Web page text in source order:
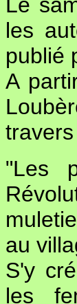
les
publié
A
"Les
au
S'y
les